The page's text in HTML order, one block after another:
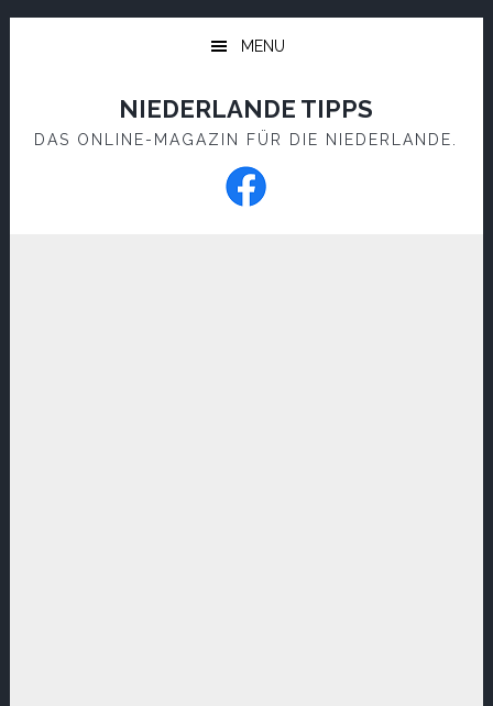
Skip
Skip
MENU
NIEDERLANDE TIPPS
DAS ONLINE-MAGAZIN FÜR DIE NIEDERLANDE.